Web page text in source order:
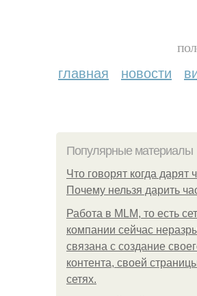
главная новости
Популярные материалы
Что говорят когда дарят
Почему нельзя дарить
Работа в MLM, то есть
компании сейчас
связана с создание
контента, своей
сетях.